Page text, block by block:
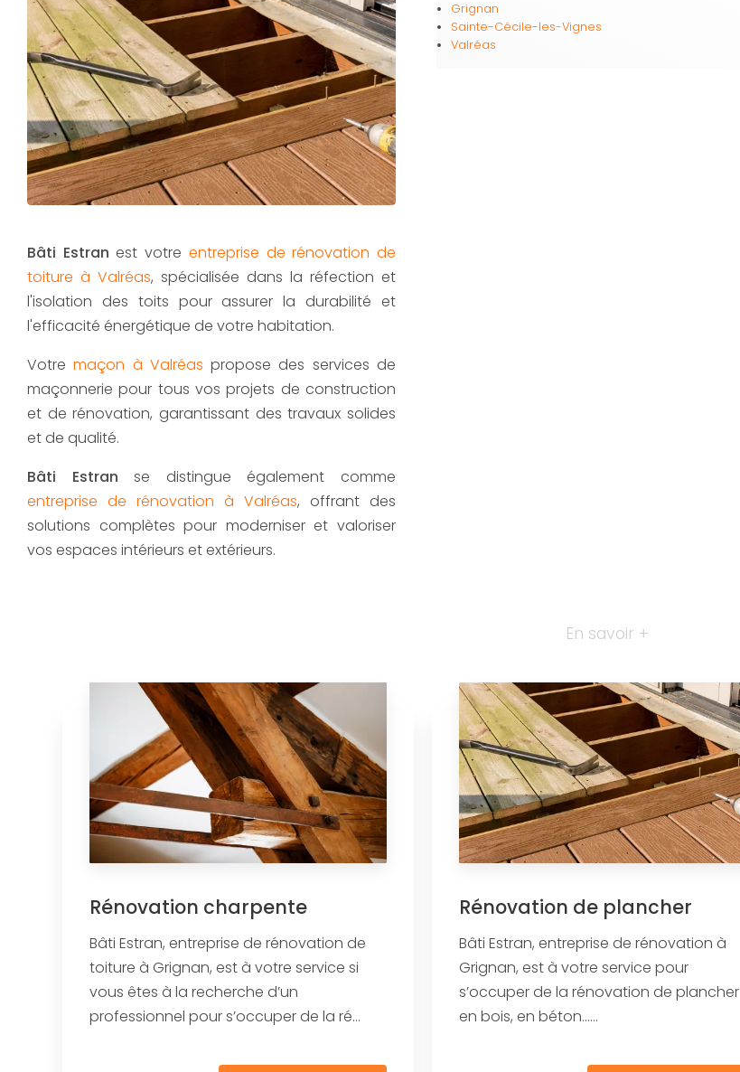
Bâti Estran est votre entreprise de rénovation de
toiture à Valréas, spécialisée dans la réfection et
l'isolation des toits pour assurer la durabilité et
l'efficacité énergétique de votre habitation.
Votremaçon à Valréas propose des services de
maçonnerie pour tous vos projets de construction
et de rénovation, garantissant des travaux solides
et de qualité.
Bâti Estran se distingue également comme
entreprise de rénovation à Valréas, offrant des
solutions complètes pour moderniser et valoriser
vos espaces intérieurs et extérieurs.
Grignan
Sainte-Cécile-les-Vignes
Valréas
En savoir +
Rénovation charpente
Bâti Estran, entreprise de rénovation de
toiture à Grignan, est à votre service si
vous êtes à la recherche d’un
professionnel pour s’occuper de la ré...
Rénovation de plancher
Bâti Estran, entreprise de rénovation à
Grignan, est à votre service pour
s’occuper de la rénovation de plancher
en bois, en béton......